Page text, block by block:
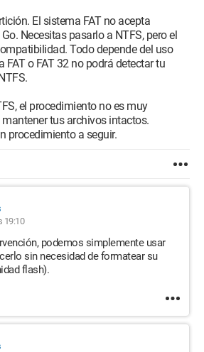
El sistema FAT no acepta
Necesitas pasarlo a NTFS, pero el
Todo depende del uso
FAT o FAT 32 no podrá detectar tu
el procedimiento no es muy
tus archivos intactos.
procedimiento a seguir.
19:10
podemos simplemente usar
sin necesidad de formatear su
flash).